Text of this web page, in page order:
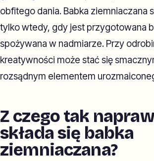
obfitego dania. Babka ziemniaczana
tylko wtedy, gdy jest przygotowana
spożywana w nadmiarze. Przy
kreatywności może stać się
rozsądnym elementem
Z czego tak
składa się babka
ziemniaczana?